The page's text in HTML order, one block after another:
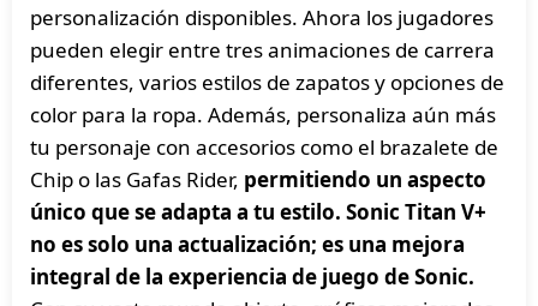
personalización disponibles. Ahora los jugadores
pueden elegir entre tres animaciones de carrera
diferentes, varios estilos de zapatos y opciones de
color para la ropa. Además, personaliza aún más
tu personaje con accesorios como el brazalete de
Chip o las Gafas Rider, permitiendo un aspecto
único que se adapta a tu estilo. Sonic Titan V+
no es solo una actualización; es una mejora
integral de la experiencia de juego de Sonic.